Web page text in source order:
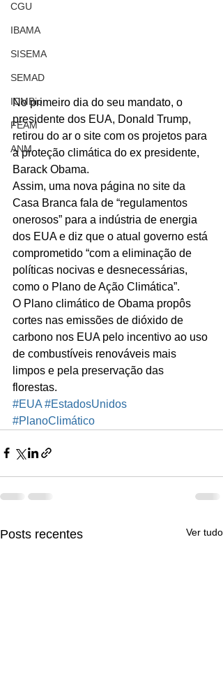
CGU
IBAMA
SISEMA
SEMAD
ICMBio
FEAM
ANM
No primeiro dia do seu mandato, o
presidente dos EUA, Donald Trump,
retirou do ar o site com os projetos para
a proteção climática do ex presidente,
Barack Obama.
Assim, uma nova página no site da
Casa Branca fala de “regulamentos
onerosos” para a indústria de energia
dos EUA e diz que o atual governo está
comprometido “com a eliminação de
políticas nocivas e desnecessárias,
como o Plano de Ação Climática”.
O Plano climático de Obama propôs
cortes nas emissões de dióxido de
carbono nos EUA pelo incentivo ao uso
de combustíveis renováveis mais
limpos e pela preservação das
florestas.
#EUA #EstadosUnidos
#PlanoClimático
Posts recentes Ver tudo